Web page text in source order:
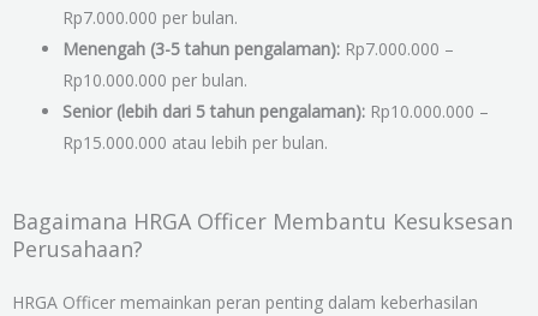
Rp7.000.000 per bulan.
Menengah (3-5 tahun pengalaman): Rp7.000.000 –
Rp10.000.000 per bulan.
Senior (lebih dari 5 tahun pengalaman): Rp10.000.000 –
Rp15.000.000 atau lebih per bulan.
Bagaimana HRGA Officer Membantu Kesuksesan
Perusahaan?
HRGA Officer memainkan peran penting dalam keberhasilan